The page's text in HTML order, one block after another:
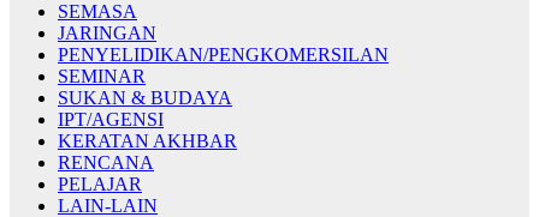
SEMASA
JARINGAN
PENYELIDIKAN/PENGKOMERSILAN
SEMINAR
SUKAN & BUDAYA
IPT/AGENSI
KERATAN AKHBAR
RENCANA
PELAJAR
LAIN-LAIN